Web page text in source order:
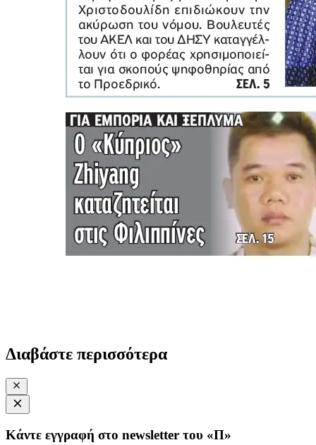
Διαβάστε περισσότερα
Κάντε εγγραφή στο newsletter του «Π»